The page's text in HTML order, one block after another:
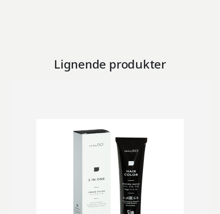
Lignende produkter